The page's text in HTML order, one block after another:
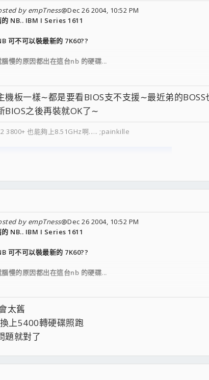
by empTness@Dec 26 2004, 10:52 PM
NB.. IBM I Series 1611
可不可以裝最新的 7K60??
慢的原因都出在這台nb 的硬碟...
機板一樣∼都是要看BIOS支不支援∼最近弟的BOSS
BIOS之後再裝就OK了∼
3800+ 也能夠上8.51GHz啊..... ;painkille
by empTness@Dec 26 2004, 10:52 PM
NB.. IBM I Series 1611
可不可以裝最新的 7K60??
慢的原因都出在這台nb 的硬碟...
闆說這個nb不能裝超過 20GB...不知道是真是假
太舊
上5400轉硬碟照跑
題就對了